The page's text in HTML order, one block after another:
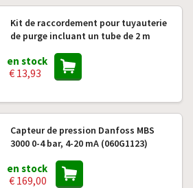
Kit de raccordement pour tuyauterie
de purge incluant un tube de 2 m
en stock
€ 13,93
Capteur de pression Danfoss MBS
3000 0-4 bar, 4-20 mA (060G1123)
en stock
€ 169,00